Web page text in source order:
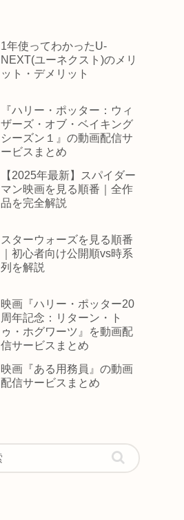
1年使ってわかったU-
NEXT(ユーネクスト)のメリ
ット・デメリット
『ハリー・ポッター：ウィ
ザーズ・オブ・ベイキング
シーズン１』の動画配信サ
ービスまとめ
【2025年最新】スパイダー
マン映画を見る順番｜全作
品を完全解説
スターウォーズを見る順番
｜初心者向け公開順vs時系
列を解説
映画『ハリー・ポッター20
周年記念：リターン・ト
ゥ・ホグワーツ』を動画配
信サービスまとめ
映画『ある用務員』の動画
配信サービスまとめ